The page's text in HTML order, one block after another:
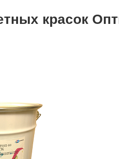
красок